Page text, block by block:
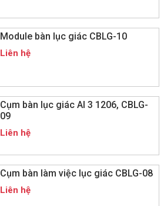
Module bàn lục giác CBLG-10
Liên hệ
Cụm bàn lục giác AI 3 1206, CBLG-
09
Liên hệ
Cụm bàn làm việc lục giác CBLG-08
Liên hệ